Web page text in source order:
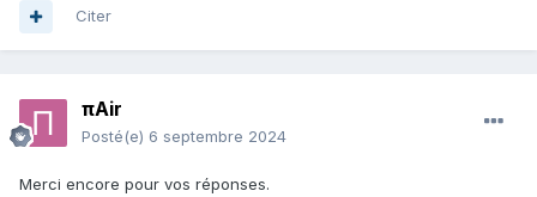
Citer
πAir
Posté(e) 6 septembre 2024
Merci encore pour vos réponses.